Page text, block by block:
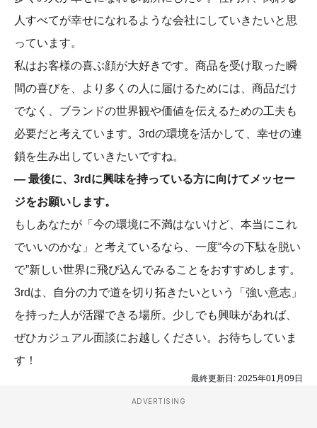
人すべてが幸せになれるような会社にしていきたいと思
っています。
私はお客様の喜ぶ顔が大好きです。商品を受け取った瞬
間の喜びを、より多くの人に届けるためには、商品だけ
でなく、ブランドの世界観や価値を伝えるための工夫も
必要だと考えています。3rdの環境を活かして、幸せの連
鎖を生み出していきたいですね。
― 最後に、3rdに興味を持っている方に向けてメッセー
ジをお願いします。
もしあなたが「今の環境に不満はないけど、本当にこれ
でいいのかな」と考えているなら、一度“今の下駄を脱い
で”新しい世界に飛び込んでみることをおすすめします。
3rdは、自分の力で道を切り拓きたいという「強い意志」
を持った人が活躍できる場所。少しでも興味があれば、
ぜひカジュアル面談にお越しください。お待ちしていま
す！
最終更新日: 2025年01月09日
ADVERTISING